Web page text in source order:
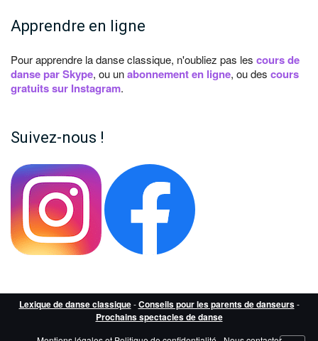
Apprendre en ligne
Pour apprendre la danse classique, n'oubliez pas les cours de
danse par Skype, ou unabonnement en ligne, ou des cours
gratuits sur Instagram.
Suivez-nous !
Lexique de danse classique-Conseils pour les parents de danseurs-
Prochains spectacles de danse